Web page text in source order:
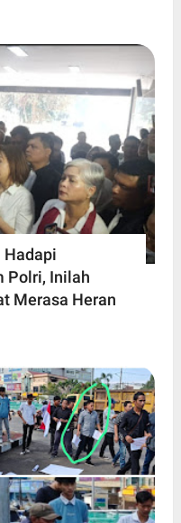
Hadapi
Polri, Inilah
Merasa Heran